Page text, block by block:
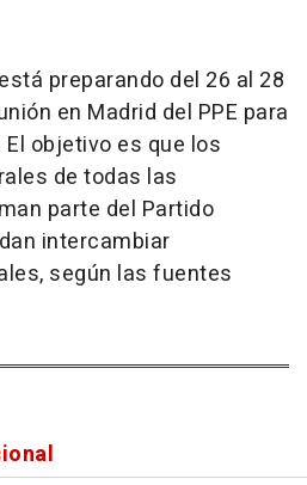
preparando del 26 al 28
en Madrid del PPE para
objetivo es que los
de todas las
parte del Partido
intercambiar
según las fuentes